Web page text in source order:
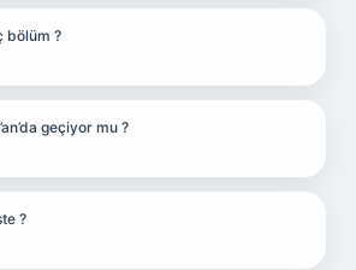
bölüm ?
geçiyor mu ?
?